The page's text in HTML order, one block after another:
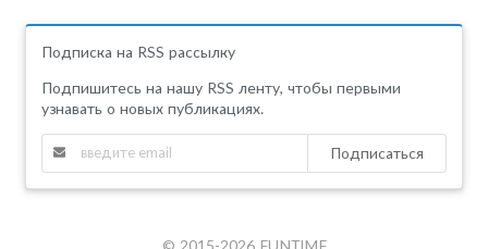
Подписка на RSS рассылку
Подпишитесь на нашу RSS ленту, чтобы первыми
узнавать о новых публикациях.
Подписаться
© 2015-2026 FUNTIME